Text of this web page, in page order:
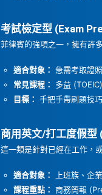
考試檢定型 (Exam
菲律賓的強項之一，擁有許
適合對象： 急需考取證
常見課程：
多益
目標： 手把手帶刷題技
商用英文/打工度假
這一類是針對已經在工作，
適合對象：
上班族、企
課程重點： 商務簡報